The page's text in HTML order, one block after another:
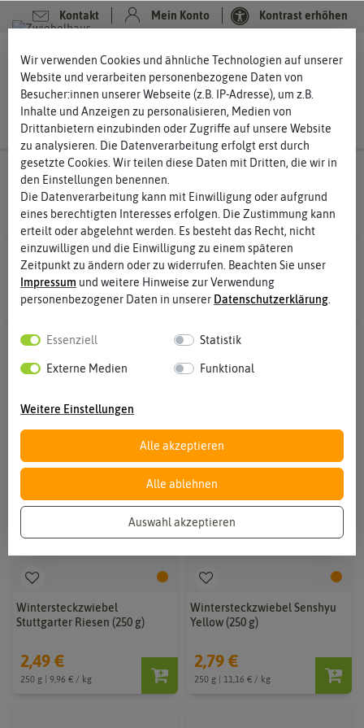
Kontakt Mein Konto Kontrast erhöhen
Suchergebnisse fürquedlinburger
Treffer)
6 ErgebnisseGefunden
Wintersteckzwiebel
Stuttgarter Riesen (250 g)
2,49 €
250 g | 9,96 € / kg
Wintersteckzwiebel Senshyu
Yellow (250 g)
2,79 €
250 g | 11,16 € / kg
Filter
Wir verwenden Cookies und ähnliche Technologien auf unserer
Website und verarbeiten personenbezogene Daten von
Besucher:innen unserer Webseite (z.B. IP-Adresse), um z.B.
Inhalte und Anzeigen zu personalisieren, Medien von
Drittanbietern einzubinden oder Zugriffe auf unsere Website
zu analysieren. Die Datenverarbeitung erfolgt erst durch
gesetzte Cookies. Wir teilen diese Daten mit Dritten, die wir in
den Einstellungen benennen.
Die Datenverarbeitung kann mit Einwilligung oder aufgrund
eines berechtigten Interesses erfolgen. Die Zustimmung kann
erteilt oder abgelehnt werden. Es besteht das Recht, nicht
einzuwilligen und die Einwilligung zu einem späteren
Zeitpunkt zu ändern oder zu widerrufen. Beachten Sie unser
Impressum und weitere Hinweise zur Verwendung
personenbezogener Daten in unserer Daten­schutz­erklärung
Essenziell Statistik
Externe Medien Funktional
Weitere Einstellungen
Alle akzeptieren
Alle ablehnen
Auswahl akzeptieren